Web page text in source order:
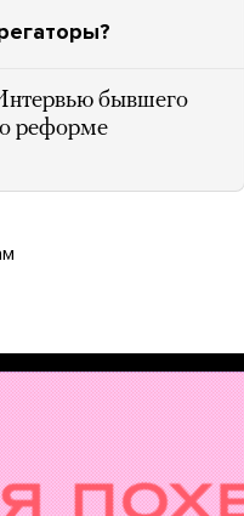
бывшего
о реформе